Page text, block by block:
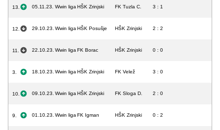
13. 05.11.23. Wwin liga HŠK Zrinjski FK Tuzla C. 3 : 1
12. 29.10.23. Wwin liga HŠK Posušje HŠK Zrinjski 2 : 2
11. 22.10.23. Wwin liga FK Borac HŠK Zrinjski 0 : 0
3. 18.10.23. Wwin liga HŠK Zrinjski FK Velež 3 : 0
10. 09.10.23. Wwin liga HŠK Zrinjski FK Sloga D. 2 : 0
9. 01.10.23. Wwin liga FK Igman HŠK Zrinjski 0 : 2